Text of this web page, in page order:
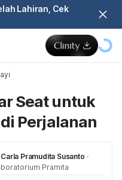
Lahiran, Cek
Seat untuk
Perjalanan
Carla Pramudita Susanto ·
Pramita